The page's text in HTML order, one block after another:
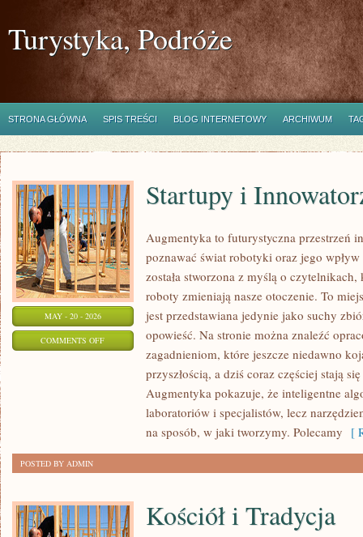
Turystyka, Podróże
STRONA GŁÓWNA SPIS TREŚCI BLOG INTERNETOWY ARCHIWUM
MAY - 20 - 2026
COMMENTS OFFON
INNOWATORZY
Startupy i
Augmentyka to futurystyczna przestrzeń
poznawać świat robotyki oraz jego wpływ
została stworzona z myślą o
roboty zmieniają nasze otoczenie. To
jest przedstawiana jedynie jako suchy
opowieść. Na stronie można znaleźć
zagadnieniom, które jeszcze niedawno
przyszłością, a dziś coraz częściej stają
Augmentyka pokazuje, że inteligentne
laboratoriów i specjalistów, lecz
na sposób, w jaki tworzymy. Polecamy [
POSTED BY ADMIN
Kościół i Tradycja